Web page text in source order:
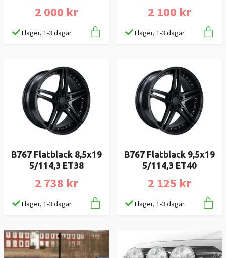
2 000 kr
I lager, 1-3 dagar
2 100 kr
I lager, 1-3 dagar
B767 Flatblack 8,5x19
5/114,3 ET38
2 738 kr
I lager, 1-3 dagar
B767 Flatblack 9,5x19
5/114,3 ET40
2 125 kr
I lager, 1-3 dagar